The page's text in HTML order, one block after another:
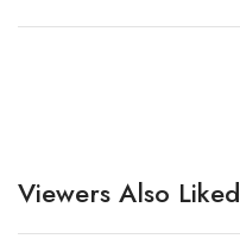
Viewers Also Liked